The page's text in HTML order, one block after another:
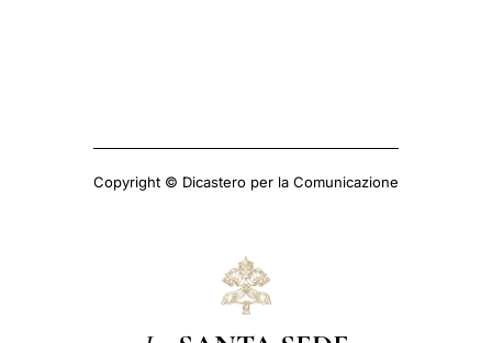
Copyright © Dicastero per la Comunicazione